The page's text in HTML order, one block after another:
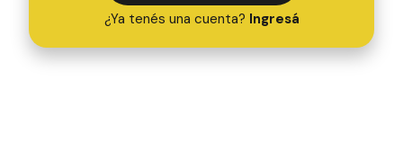
¿Ya tenés una cuenta? Ingresá